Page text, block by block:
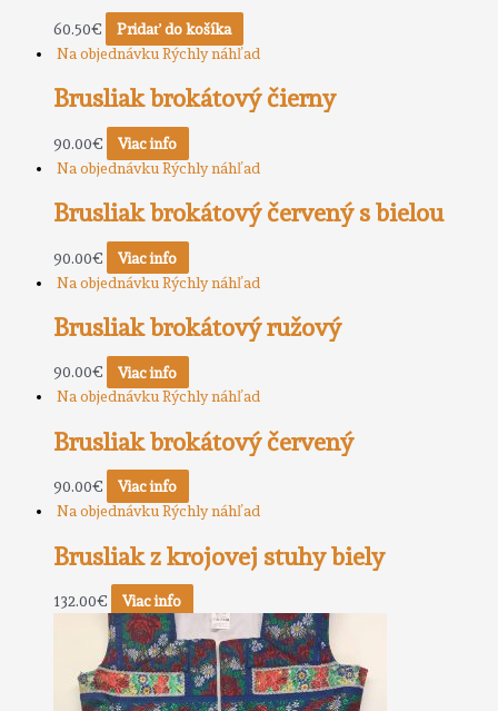
60.50€
Pridať do košíka
Na objednávku Rýchly náhľad
Brusliak brokátový čierny
90.00€
Viac info
Na objednávku Rýchly náhľad
Brusliak brokátový červený s bielou
90.00€
Viac info
Na objednávku Rýchly náhľad
Brusliak brokátový ružový
90.00€
Viac info
Na objednávkuRýchly náhľad
Brusliak brokátový červený
90.00€
Viac info
Na objednávkuRýchly náhľad
Brusliak z krojovej stuhy biely
132.00€ Viac info